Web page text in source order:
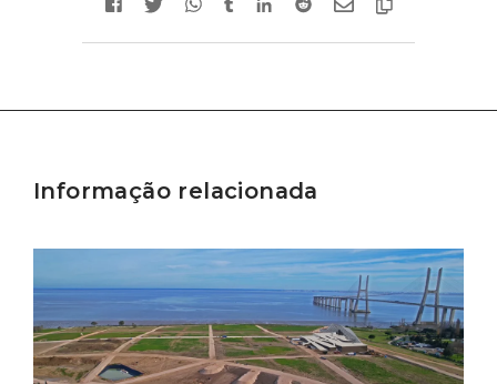
Informação relacionada